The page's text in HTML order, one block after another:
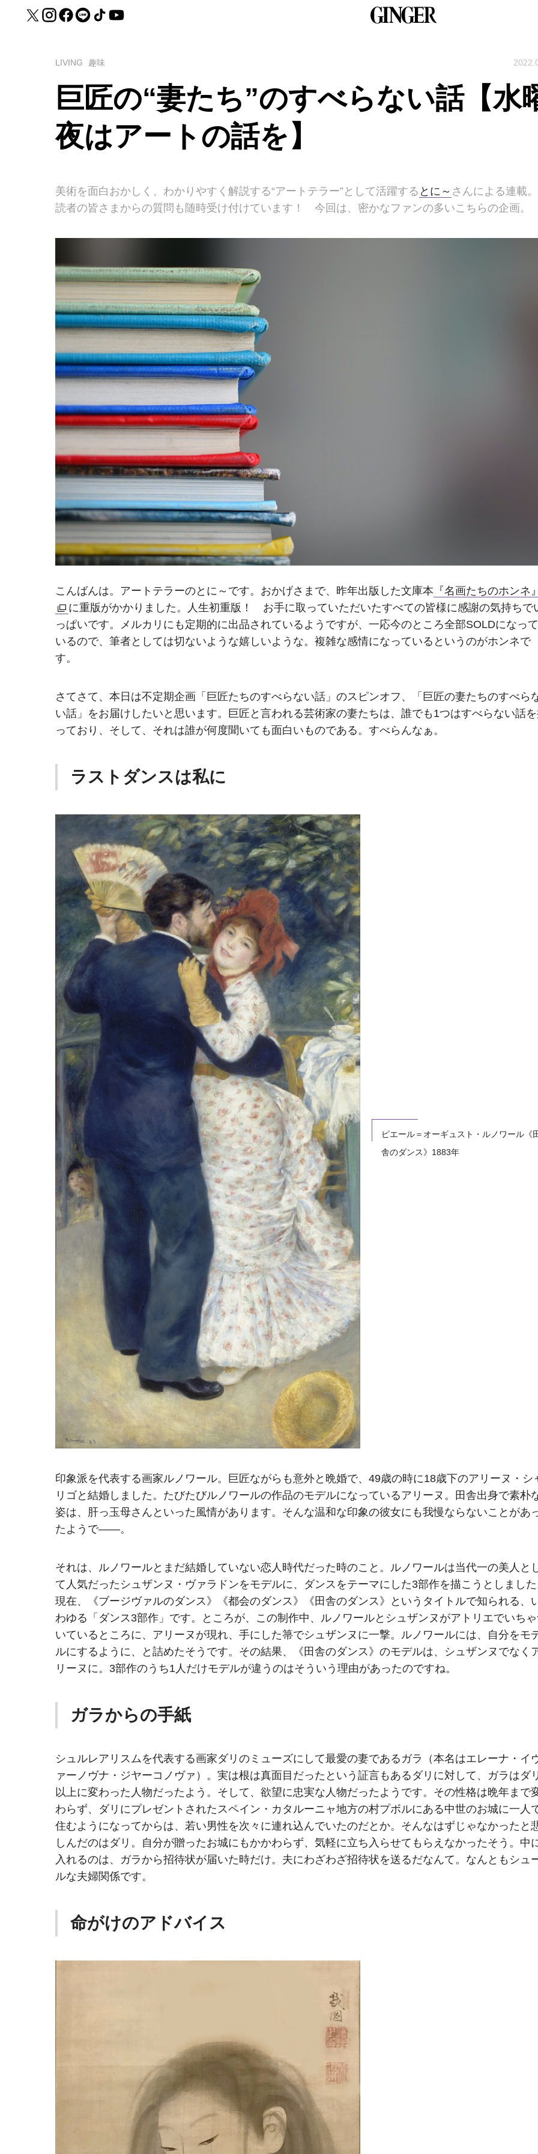
LIVING 趣味
巨匠の“妻たち”のすべらない話【水
夜はアートの話を】
美術を面白おかしく、わかりやすく解説する“アートテラー”として活躍する とに～ さんによる連載。
読者の皆さまからの質問も随時受け付けています！ 今回は、密かなファンの多いこちらの企画。
こんばんは。アートテラーのとに～です。おかげさまで、昨年出版した文庫本 『名画たちのホンネ』
に重版がかかりました。人生初重版！ お手に取っていただいたすべての皆様に感謝の気持ちで
っぱいです。メルカリにも定期的に出品されているようですが、一応今のところ全部SOLDになって
いるので、筆者としては切ないような嬉しいような。複雑な感情になっているというのがホンネで
す。
さてさて、本日は不定期企画「巨匠たちのすべらない話」のスピンオフ、「巨匠の妻たちのすべら
い話」をお届けしたいと思います。巨匠と言われる芸術家の妻たちは、誰でも1つはすべらない話
っており、そして、それは誰が何度聞いても面白いものである。すべらんなぁ。
ラストダンスは私に
ピエール＝オーギュスト・ルノワール《
舎のダンス》1883年
印象派を代表する画家ルノワール。巨匠ながらも意外と晩婚で、49歳の時に18歳下のアリーヌ・シ
リゴと結婚しました。たびたびルノワールの作品のモデルになっているアリーヌ。田舎出身で素朴
姿は、肝っ玉母さんといった風情があります。そんな温和な印象の彼女にも我慢ならないことがあ
たようで――。
それは、ルノワールとまだ結婚していない恋人時代だった時のこと。ルノワールは当代一の美人と
て人気だったシュザンヌ・ヴァラドンをモデルに、ダンスをテーマにした3部作を描こうとしました
現在、《ブージヴァルのダンス》《都会のダンス》《田舎のダンス》というタイトルで知られる、
わゆる「ダンス3部作」です。ところが、この制作中、ルノワールとシュザンヌがアトリエでいち
いているところに、アリーヌが現れ、手にした箒でシュザンヌに一撃。ルノワールには、自分をモ
ルにするように、と詰めたそうです。その結果、《田舎のダンス》のモデルは、シュザンヌでなく
リーヌに。3部作のうち1人だけモデルが違うのはそういう理由があったのですね。
ガラからの手紙
シュルレアリスムを代表する画家ダリのミューズにして最愛の妻であるガラ（本名はエレーナ・イ
ァーノヴナ・ジヤーコノヴァ）。実は根は真面目だったという証言もあるダリに対して、ガラはダ
以上に変わった人物だったよう。そして、欲望に忠実な人物だったようです。その性格は晩年まで
わらず、ダリにプレゼントされたスペイン・カタルーニャ地方の村プボルにある中世のお城に一人
住むようになってからは、若い男性を次々に連れ込んでいたのだとか。そんなはずじゃなかったと
しんだのはダリ。自分が贈ったお城にもかかわらず、気軽に立ち入らせてもらえなかったそう。中
入れるのは、ガラから招待状が届いた時だけ。夫にわざわざ招待状を送るだなんて。なんともシュ
ルな夫婦関係です。
命がけのアドバイス